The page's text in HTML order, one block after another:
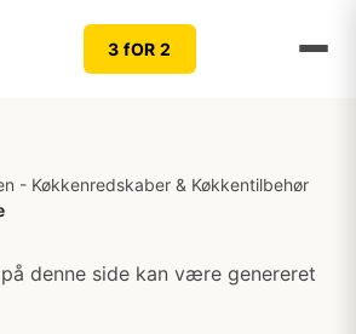
3 fOR 2
- Køkkenredskaber & Køkkentilbehør
denne side kan være genereret